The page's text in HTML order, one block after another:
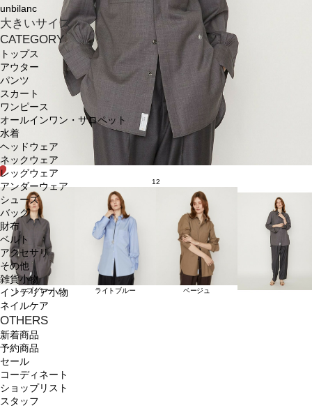
unbilanc
大きいサイズ
CATEGORY
トップス
アウター
パンツ
スカート
ワンピース
オールインワン・サロペット
水着
ヘッドウェア
ネックウェア
レッグウェア
アンダーウェア
シューズ
バッグ
財布
ベルト
アクセサリ
その他
雑貨小物
インテリア小物
ネイルケア
OTHERS
新着商品
予約商品
セール
コーディネート
ショップリスト
スタッフ
12
トップグレー ライトブルー ベージュ